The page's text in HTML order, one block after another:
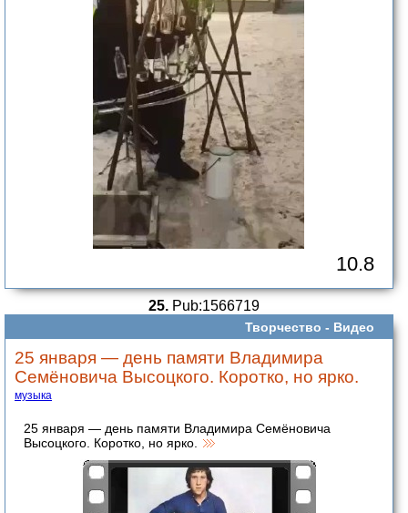
10.8
25. Pub:1566719
Творчество - Видео
25 января — день памяти Владимира
Семёновича Высоцкого. Коротко, но ярко.
музыка
25 января — день памяти Владимира Семёновича
Высоцкого. Коротко, но ярко.